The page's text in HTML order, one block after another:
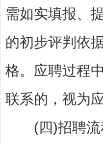
需如实填报、
的初步评判依
格。应聘过程
联系的，视为
(四)招聘流